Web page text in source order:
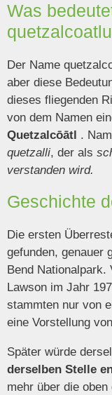
Was
Der Name
aber diese
dieses fliegenden
von dem Namen
Quetzalcōātl .
quetzalli, der als
verstanden wird.
Geschichte
Die ersten
gefunden, genauer
Bend Nationalpark.
Lawson im Jahr
stammten nur von
eine Vorstellung
Später würde
derselben Stelle
mehr über die